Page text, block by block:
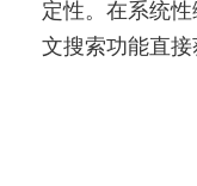
定性。在系统
文搜索功能直
文献关联关系
以利用多文献